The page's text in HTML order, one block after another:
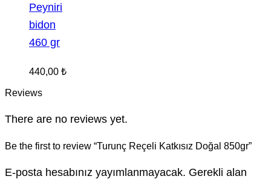
Peyniri
bidon
460 gr
440,00 ₺
Reviews
There are no reviews yet.
Be the first to review “Turunç Reçeli Katkısız Doğal 850gr”
E-posta hesabınız yayımlanmayacak. Gerekli alan